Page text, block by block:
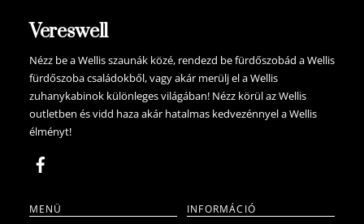
Vereswell
Nézz be a Wellis szaunák közé, rendezd be fürdőszobád a Wellis
fürdőszoba családokből, vagy akár merülj el a Wellis
zuhanykabinok különleges világában! Nézz körül az Wellis
outletben és vidd haza akár hatalmas kedvezénnyel a Wellis
élményt!
MENÜ INFORMÁCIÓ